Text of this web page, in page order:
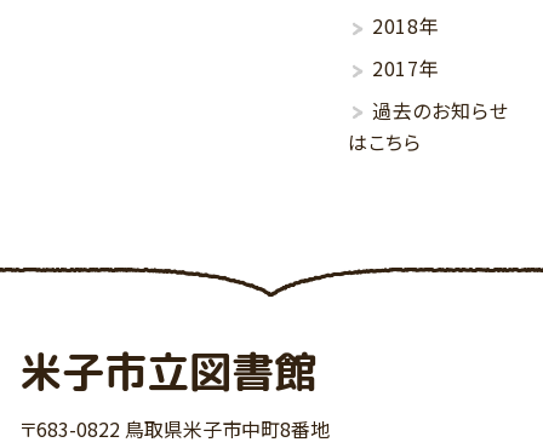
2018年
2017年
過去のお知らせ
はこちら
米子市立図書館
〒683-0822 鳥取県米子市中町8番地